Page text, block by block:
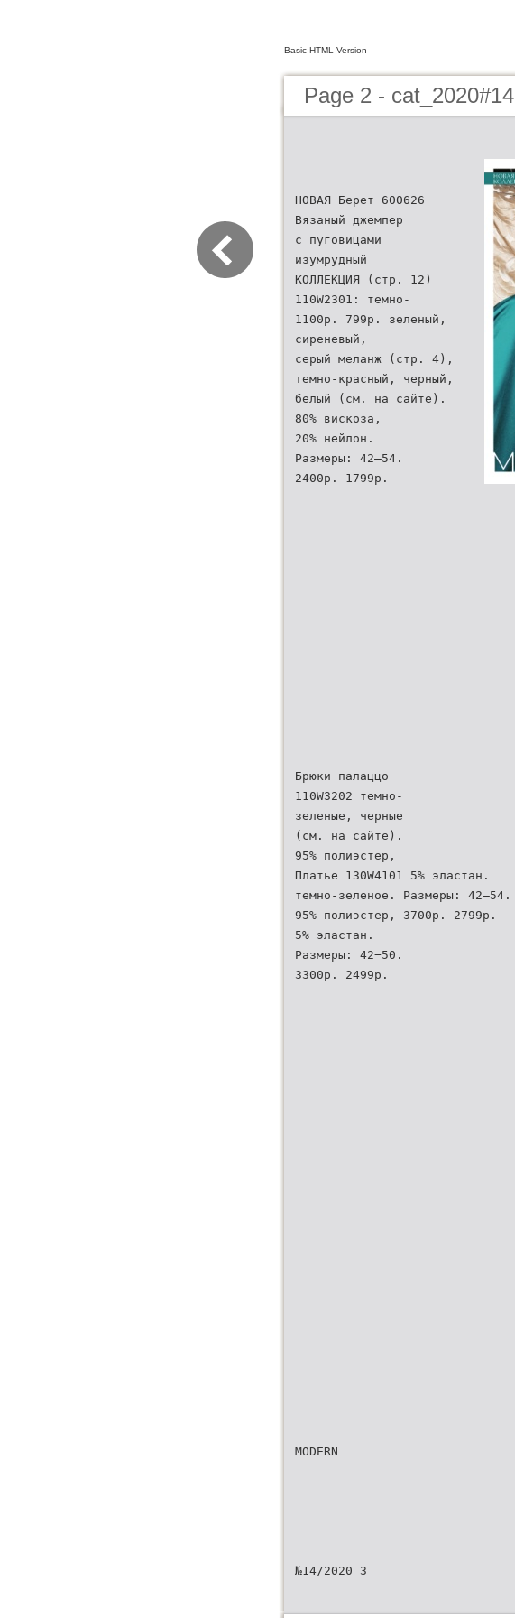
Basic HTML Version
Page 2 - cat_2020#14
НОВАЯ Берет 600626
Вязаный джемпер
с пуговицами
изумрудный
КОЛЛЕКЦИЯ (стр. 12)
110W2301: темно-
1100р. 799р. зеленый,
сиреневый,
серый меланж (стр. 4),
темно-красный, черный,
белый (см. на сайте).
80% вискоза,
20% нейлон.
Размеры: 42–54.
2400р. 1799р.
Брюки палаццо
110W3202 темно-
зеленые, черные
(см. на сайте).
95% полиэстер,
Платье 130W4101 5% эластан.
темно-зеленое. Размеры: 42–54.
95% полиэстер, 3700р. 2799р.
5% эластан.
Размеры: 42−50.
3300р. 2499р.
MODERN
№14/2020 3